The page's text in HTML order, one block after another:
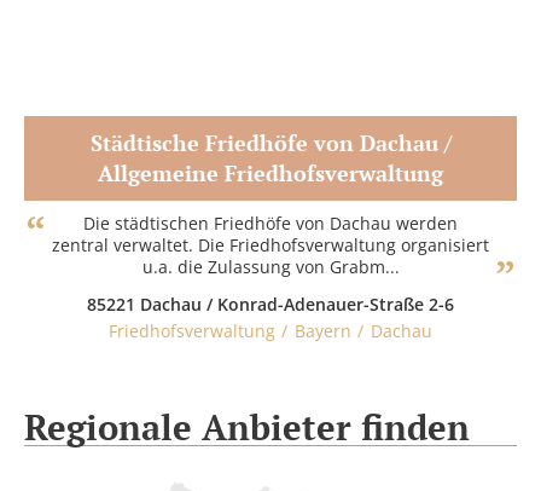
Städtische Friedhöfe von Dachau /
Allgemeine Friedhofsverwaltung
Die städtischen Friedhöfe von Dachau werden
zentral verwaltet. Die Friedhofsverwaltung organisiert
u.a. die Zulassung von Grabm...
85221 Dachau / Konrad-Adenauer-Straße 2-6
Friedhofsverwaltung
Bayern Dachau
Regionale Anbieter finden